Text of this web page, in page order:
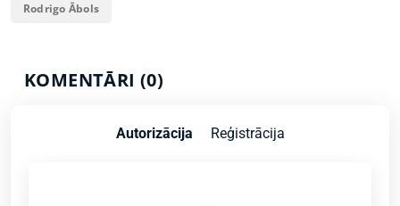
Rodrigo Ābols
KOMENTĀRI (0)
Autorizācija Reģistrācija